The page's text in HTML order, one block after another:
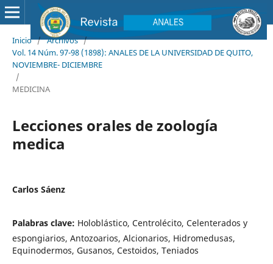
Inicio / Archivos /
Vol. 14 Núm. 97-98 (1898): ANALES DE LA UNIVERSIDAD DE QUITO,
NOVIEMBRE- DICIEMBRE
/
MEDICINA
Lecciones orales de zoología
medica
Carlos Sáenz
Palabras clave: Holoblástico, Centrolécito, Celenterados y
espongiarios, Antozoarios, Alcionarios, Hidromedusas,
Equinodermos, Gusanos, Cestoidos, Teniados